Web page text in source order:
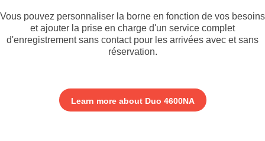
Vous pouvez personnaliser la borne en fonction de vos besoins
et ajouter la prise en charge d'un service complet
d'enregistrement sans contact pour les arrivées avec et sans
réservation.
Learn more about Duo 4600NA